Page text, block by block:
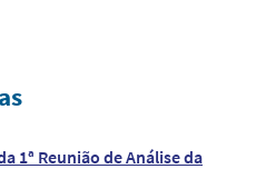
1ª Reunião de Análise da